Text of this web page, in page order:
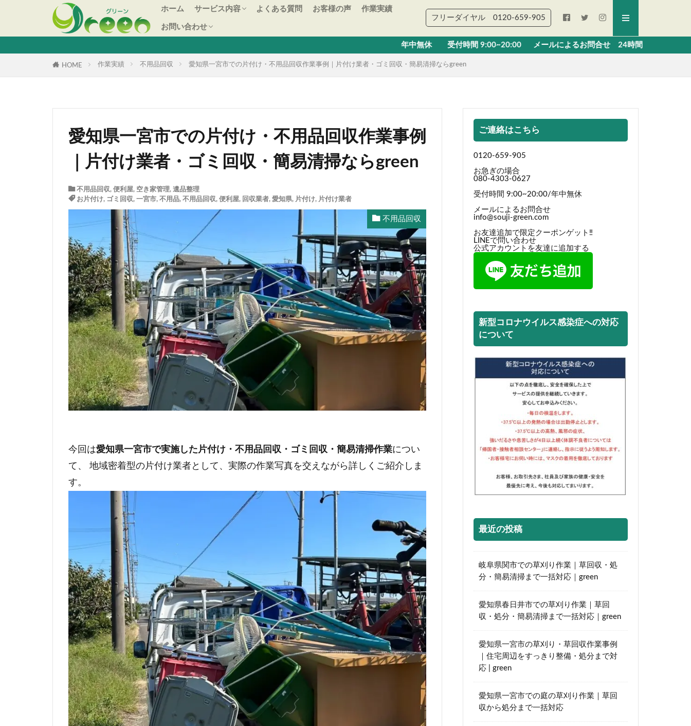
ホーム サービス内容
空き家の解体
空き家の片付け
空き家のリフォーム
空き家管理
空き家の草刈り
空き家に住む
空き家の賃貸
空き家の売却
買取サービス
よくある質問 お客様の声 作業実績
お問い合わせ
フリーダイヤル 0120‐659‐905
年中無休 受付時間 9:00~20:00 メールによるお問合せ 24時間
HOME 作業実績 不用品回収 愛知県一宮市での片付け・不用品回収作業事例｜片付け業者・ゴミ回収・簡易清掃ならgreen
愛知県一宮市での片付け・不用品回収作業事例
｜片付け業者・ゴミ回収・簡易清掃ならgreen
不用品回収, 便利屋, 空き家管理, 遺品整理
お片付け, ゴミ回収, 一宮市, 不用品, 不用品回収, 便利屋, 回収業者, 愛知県, 片付け, 片付け業者
不用品回収
今回は愛知県一宮市で実施した片付け・不用品回収・ゴミ回収・簡易清掃作業につい
て、 地域密着型の片付け業者として、実際の作業写真を交えながら詳しくご紹介しま
す。
ご連絡はこちら
0120-659-905
お急ぎの場合
080-4303-0627
受付時間 9:00~20:00/年中無休
メールによるお問合せ
info@souji-green.com
お友達追加で限定クーポンゲット‼
LINEで問い合わせ
公式アカウントを友達に追加する
新型コロナウイルス感染症への対応
について
最近の投稿
岐阜県関市での草刈り作業｜草回収・処
分・簡易清掃まで一括対応｜green
愛知県春日井市での草刈り作業｜草回
収・処分・簡易清掃まで一括対応｜green
愛知県一宮市の草刈り・草回収作業事例
｜住宅周辺をすっきり整備・処分まで対
応 | green
愛知県一宮市での庭の草刈り作業｜草回
収から処分まで一括対応
会社概要